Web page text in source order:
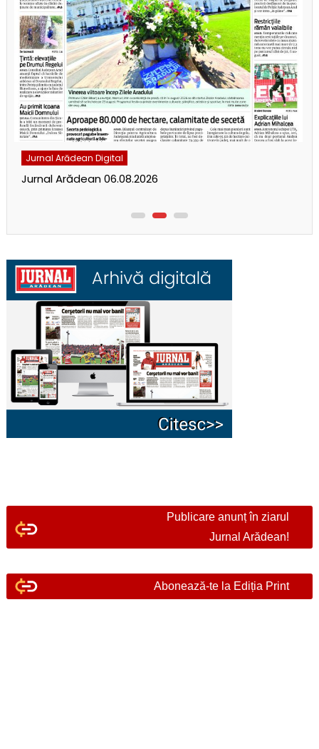
Jurnal Arădean Digital
Jurnal Arădean 06.08.2026
Publicare anunț în ziarul
Jurnal Arădean!
Abonează-te la Ediția Print